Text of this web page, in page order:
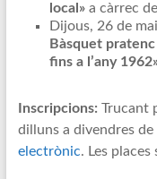
local»a càrrec
Dijous, 26 de
Bàsquet
fins a l’any
Inscripcions: Trucant
dilluns a divendres
electrònic. Les